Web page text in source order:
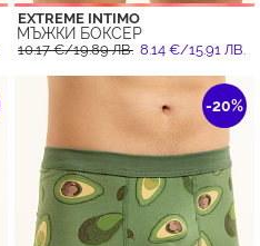
EXTREME INTIMO
МЪЖКИ БОКСЕР
10.17 €/19.89 ЛВ. 8.14 €/15.91 ЛВ.
-20%